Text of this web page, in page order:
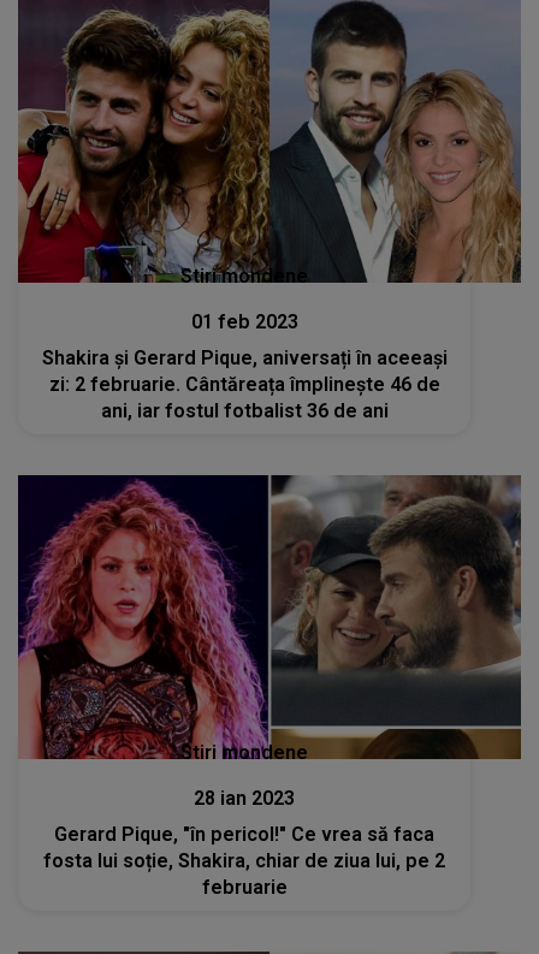
Stiri mondene
01 feb 2023
Shakira și Gerard Pique, aniversați în aceeași
zi: 2 februarie. Cântăreața împlinește 46 de
ani, iar fostul fotbalist 36 de ani
Stiri mondene
28 ian 2023
Gerard Pique, "în pericol!" Ce vrea să faca
fosta lui soție, Shakira, chiar de ziua lui, pe 2
februarie